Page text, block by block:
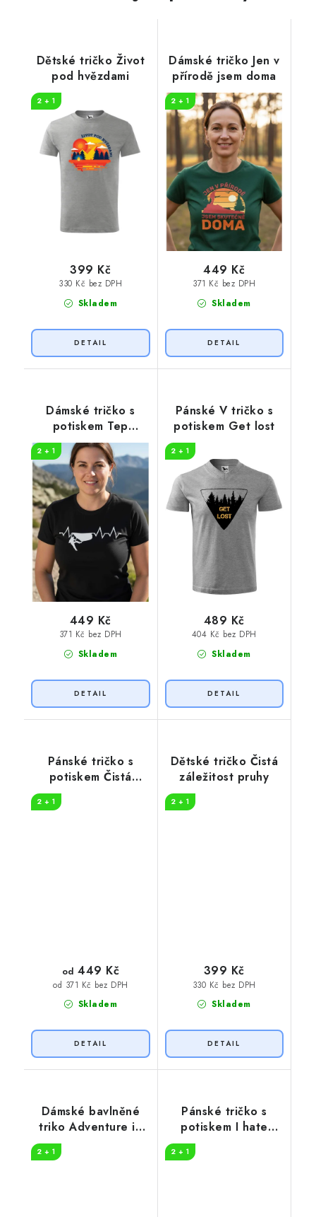
Dětské tričko Život
pod hvězdami
2 + 1
Skladem
330 Kč bez DPH
399 Kč
Dámské tričko Jen v
přírodě jsem doma
2 + 1
Skladem
371 Kč bez DPH
449 Kč
Dámské tričko s
potiskem Tep
horolezec
2 + 1
Skladem
371 Kč bez DPH
449 Kč
Pánské V tričko s
potiskem Get lost
2 + 1
Skladem
404 Kč bez DPH
489 Kč
Pánské tričko s
potiskem Čistá
záležitost hory
2 + 1
Skladem
od 371 Kč bez DPH
od 449 Kč
Dětské tričko Čistá
záležitost pruhy
2 + 1
Skladem
330 Kč bez DPH
399 Kč
Dámské bavlněné
triko Adventure in
2 + 1
Pánské tričko s
potiskem I hate
2 + 1